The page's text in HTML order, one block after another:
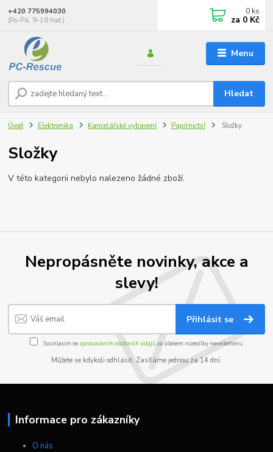
Menu
Hledat
+420 775994030
(Po-Pá, 9-18 hod.)
0 ks
za 0 Kč
Úvod Elektronika Kancelářské vybavení Papírnictví Složky
Složky
V této kategorii nebylo nalezeno žádné zboží.
Nepropásněte novinky, akce a
slevy!
Přihlásit se
Souhlasím se zpracováním osobních údajůza účelem rozesílky newsletteru.
Můžete se kdykoli odhlásit. Zasíláme jednou za 14 dní.
Informace pro zákazníky
O nás